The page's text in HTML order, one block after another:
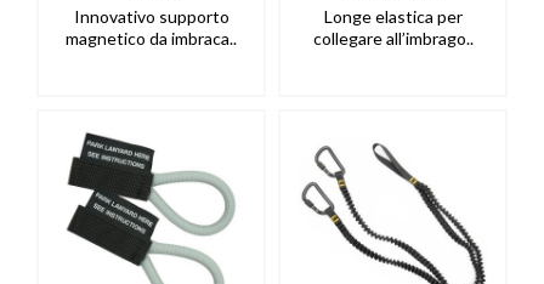
Innovativo supporto
magnetico da imbraca..
Longe elastica per
collegare all’imbrago..